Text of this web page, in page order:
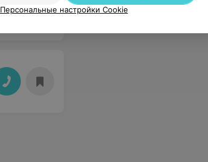
Персональные настройки Cookie